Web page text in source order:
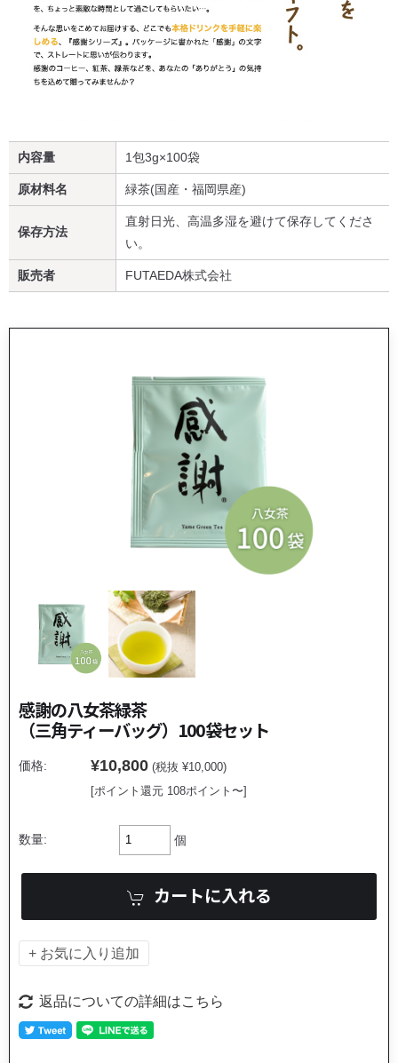
内容量 1包3g×100袋
原材料名 緑茶(国産・福岡県産)
保存方法
直射日光、高温多湿を避けて保存してくださ
い。
販売者 FUTAEDA株式会社
感謝の八女茶緑茶
（三角ティーバッグ）100袋セット
価格: ¥10,800 (税抜 ¥10,000)
[ポイント還元 108ポイント〜]
数量: 個
返品についての詳細はこちら